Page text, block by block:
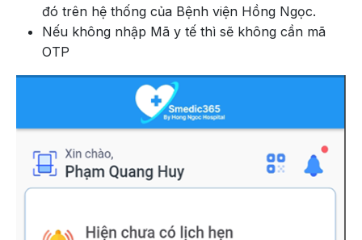
đó trên hệ thống của Bệnh viện Hồng Ngọc.
Nếu không nhập Mã y tế thì sẽ không cần mã
OTP